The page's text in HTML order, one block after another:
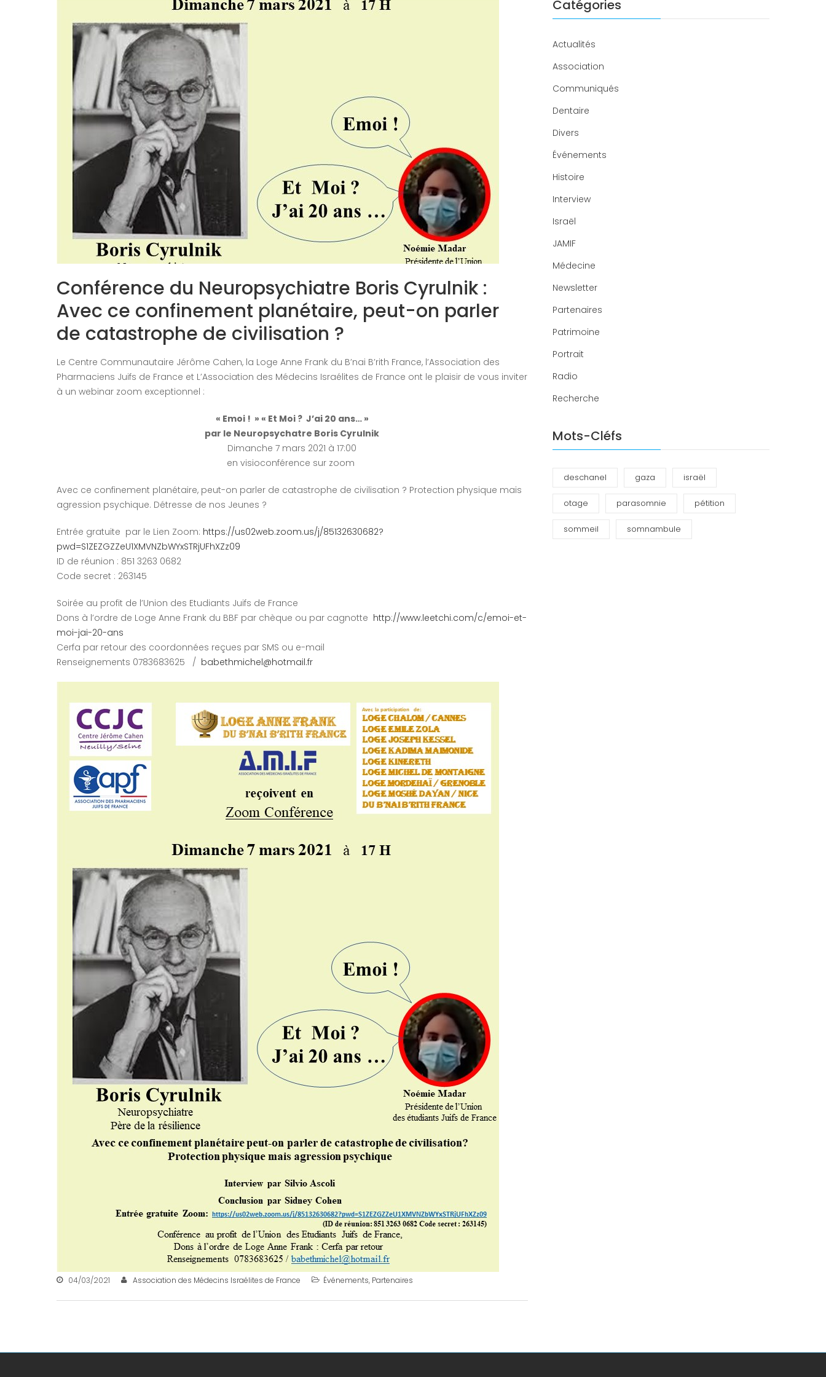
Congrès 2020
Conférence du Neuropsychiatre Boris Cyrulnik :
Avec ce confinement planétaire, peut-on parler
de catastrophe de civilisation ?
Le Centre Communautaire Jérôme Cahen, la Loge Anne Frank du B’nai B’rith France, l’Association des
Pharmaciens Juifs de France et L’Association des Médecins Israélites de France ont le plaisir de vous inviter
à un webinar zoom exceptionnel :
« Emoi ! » « Et Moi ? J’ai 20 ans… »
par le Neuropsychatre Boris Cyrulnik
Dimanche 7 mars 2021 à 17:00
en visioconférence sur zoom
Avec ce confinement planétaire, peut-on parler de catastrophe de civilisation ? Protection physique mais
agression psychique. Détresse de nos Jeunes ?
Entrée gratuite par le Lien Zoom: https://us02web.zoom.us/j/85132630682?
pwd=S1ZEZGZZeU1XMVNZbWYxSTRjUFhXZz09
ID de réunion : 851 3263 0682
Code secret : 263145
Soirée au profit de l’Union des Etudiants Juifs de France
Dons à l’ordre de Loge Anne Frank du BBF par chèque ou par cagnotte http://www.leetchi.com/c/emoi-et-
moi-jai-20-ans
Cerfa par retour des coordonnées reçues par SMS ou e-mail
Renseignements 0783683625 / babethmichel@hotmail.fr
04/03/2021 Association des Médecins Israélites de France Événements, Partenaires
Catégories
Actualités
Association
Communiqués
Dentaire
Divers
Événements
Histoire
Interview
Israël
JAMIF
Médecine
Newsletter
Partenaires
Patrimoine
Portrait
Radio
Recherche
Mots-Cléfs
deschanel gaza israël
otage parasomnie pétition
sommeil somnambule